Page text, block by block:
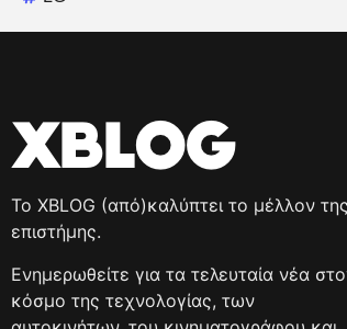
Το XBLOG (από)καλύπτει το μέλλον της
επιστήμης.
Ενημερωθείτε για τα τελευταία νέα
κόσμο της τεχνολογίας, των